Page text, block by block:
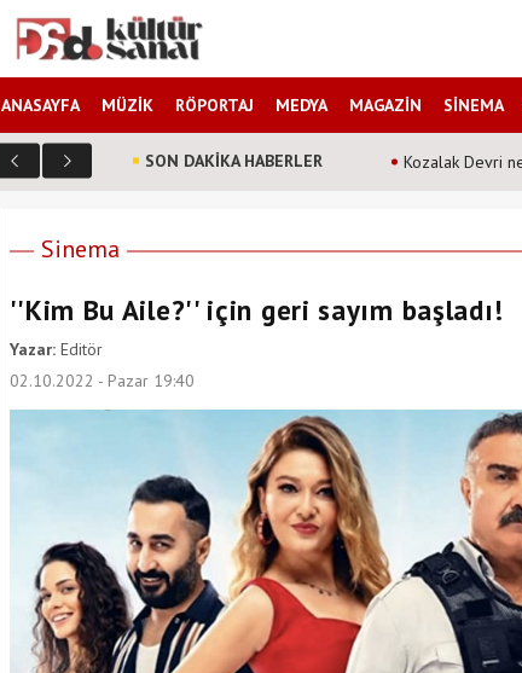
ANASAYFA MÜZİK RÖPORTAJ MEDYA MAGAZİN SİNEMA
SON DAKİKA HABERLER Kozalak Devri
Sinema
''Kim Bu Aile?'' için geri sayım başladı!
Yazar:Editör
02.10.2022 - Pazar 19:40